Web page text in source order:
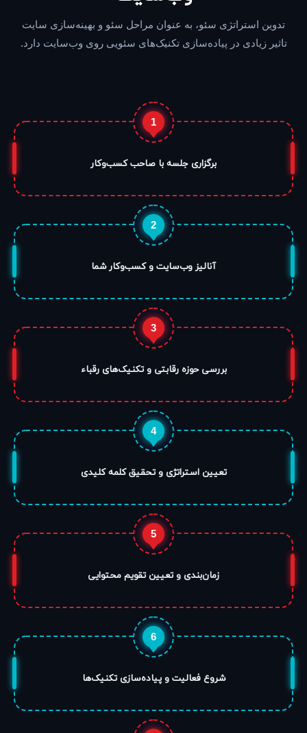
تدوین استراتژی سئو، به عنوان مراحل سئو و بهینه‌سازی سایت
تاثیر زیادی در پیاده‌سازی تکنیک‌های سئویی روی وب‌سایت دارد.
1
برگزاری جلسه با صاحب کسب‌وکار
2
آنالیز وب‌سایت و کسب‌وکار شما
3
بررسی حوزه رقابتی و تکنیک‌های رقباء
4
تعیین استراتژی و تحقیق کلمه کلیدی
5
زمان‌بندی و تعیین تقویم محتوایی
6
شروع فعالیت و پیاده‌سازی تکنیک‌ها